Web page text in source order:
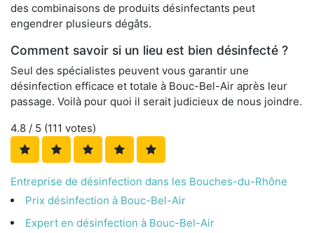
des combinaisons de produits désinfectants peut
engendrer plusieurs dégâts.
Comment savoir si un lieu est bien désinfecté ?
Seul des spécialistes peuvent vous garantir une
désinfection efficace et totale à Bouc-Bel-Air après leur
passage. Voilà pour quoi il serait judicieux de nous joindre.
4.8 / 5 (111 votes)
Entreprise de désinfection dans les Bouches-du-Rhône
Prix désinfection à Bouc-Bel-Air
Expert en désinfection à Bouc-Bel-Air